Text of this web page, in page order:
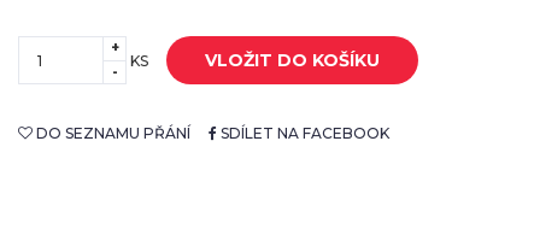
+
-
KS VLOŽIT DO KOŠÍKU
DO SEZNAMU PŘÁNÍ SDÍLET NA FACEBOOK